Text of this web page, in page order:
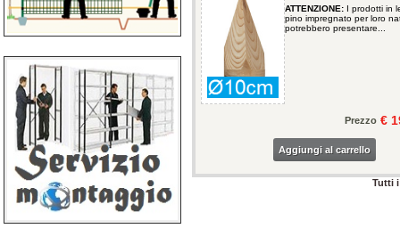
ATTENZIONE: I prodotti in
pino impregnato per loro
potrebbero presentare...
Prezzo €
Aggiungi al carrello
Tutti